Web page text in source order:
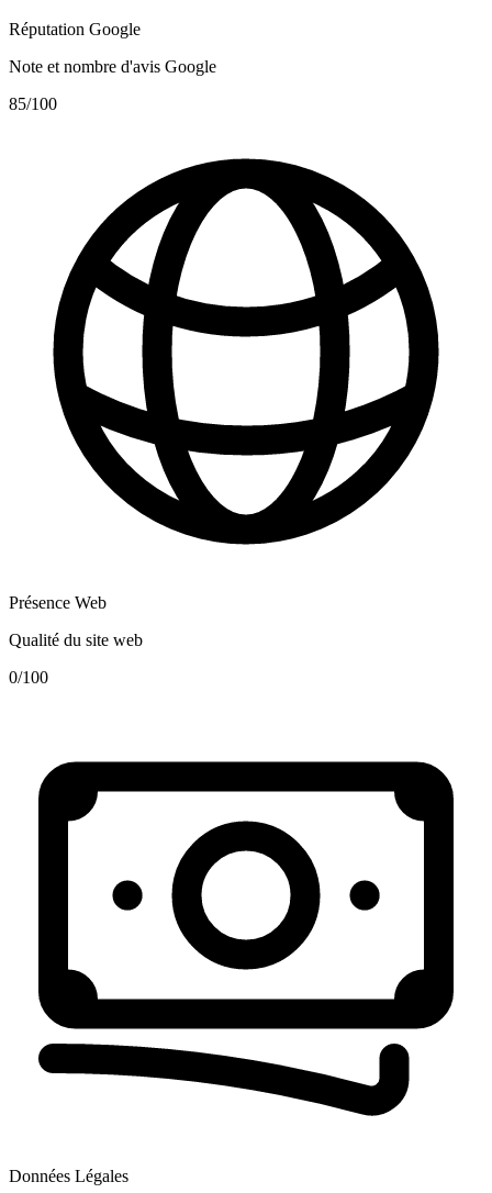
Réputation Google
Note et nombre d'avis Google
85/100
Présence Web
Qualité du site web
0/100
Données Légales